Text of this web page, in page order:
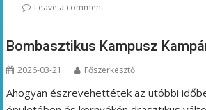
Leave a comment
Bombasztikus Kampusz
2026-03-21 Főszerkesztő
Ahogyan észrevehettétek az utóbbi